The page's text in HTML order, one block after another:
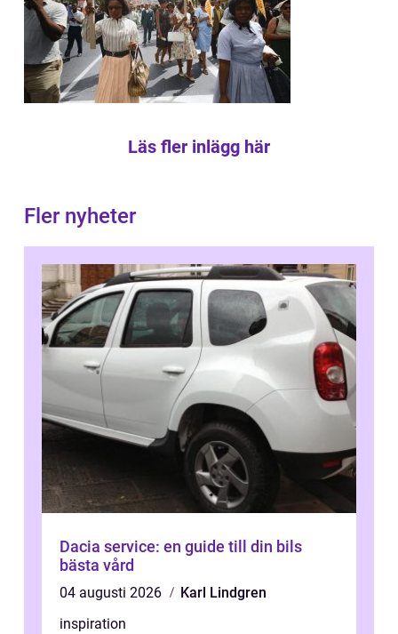
Läs fler inlägg här
Fler nyheter
Dacia service: en guide till din bils
bästa vård
04 augusti 2026
Karl Lindgren
inspiration